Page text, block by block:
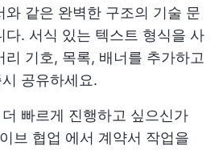
와 같은 완벽한 구조의 기술 문
다. 서식 있는 텍스트 형식을 사
리 기호, 목록, 배너를 추가하고
공유하세요.
빠르게 진행하고 싶으신가
브 협업 에서 계약서 작업을